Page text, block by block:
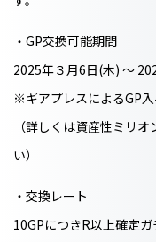
・GP交換可能期間
2025年３月6日(木) 〜
※ギアプレスによるGP
（詳しくは資産性ミリ
い）
・交換レート
10GPにつきR以上確定